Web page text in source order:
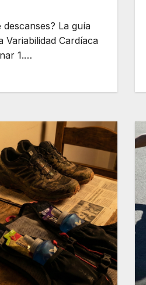
La guía
Variabilidad Cardíaca
1.…